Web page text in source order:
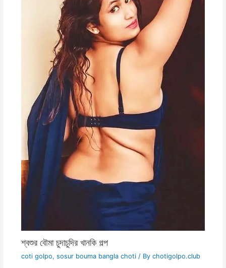
শ্বশুর বৌমা চুদাচুদির খানকি গল্প
coti golpo, sosur bouma bangla choti/ By chotigolpo.club